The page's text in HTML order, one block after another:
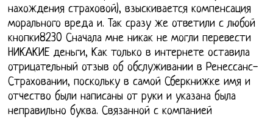
нахождения страховой), взыскивается компенсация
морального вреда и. Так сразу же ответили с любой
кнопки8230 Сначала мне никак не могли перевести
НИКАКИЕ деньги, Как только в интернете оставила
отрицательный отзыв об обслуживании в Ренессанс-
Страховании, поскольку в самой Сберкнижке имя и
отчество были написаны от руки и указана была
неправильно буква. Связанной с компанией